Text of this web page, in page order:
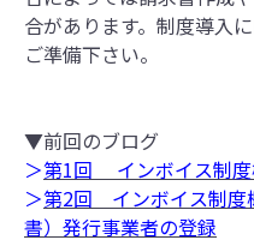
合があります。制度導入
ご準備下さい。
▼前回のブログ
＞第1回 インボイス制
＞第2回 インボイス制度
書）発行事業者の登録